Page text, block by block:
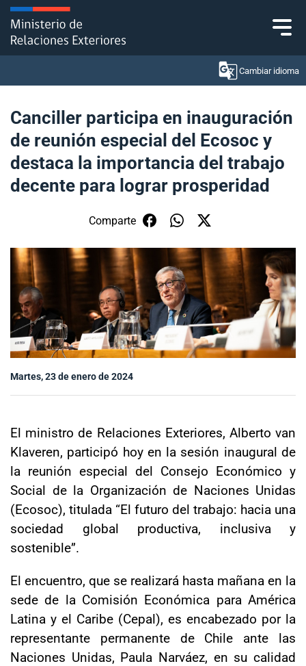
Click acá para ir directamente al contenido
Cambiar idioma
Ministerio
Política Exterior
Subsecretaría de Relaciones Económicas
Internacionales
Sala de prensa
modo claro
Canciller participa en inauguración
de reunión especial del Ecosoc y
destaca la importancia del trabajo
decente para lograr prosperidad
Comparte
Martes, 23 de enero de 2024
El ministro de Relaciones Exteriores, Alberto van
Klaveren, participó hoy en la sesión inaugural de
la reunión especial del Consejo Económico y
Social de la Organización de Naciones Unidas
(Ecosoc), titulada “El futuro del trabajo: hacia una
sociedad global productiva, inclusiva y
sostenible”.
El encuentro, que se realizará hasta mañana en la
sede de la Comisión Económica para América
Latina y el Caribe (Cepal), es encabezado por la
representante permanente de Chile ante las
Naciones Unidas, Paula Narváez, en su calidad